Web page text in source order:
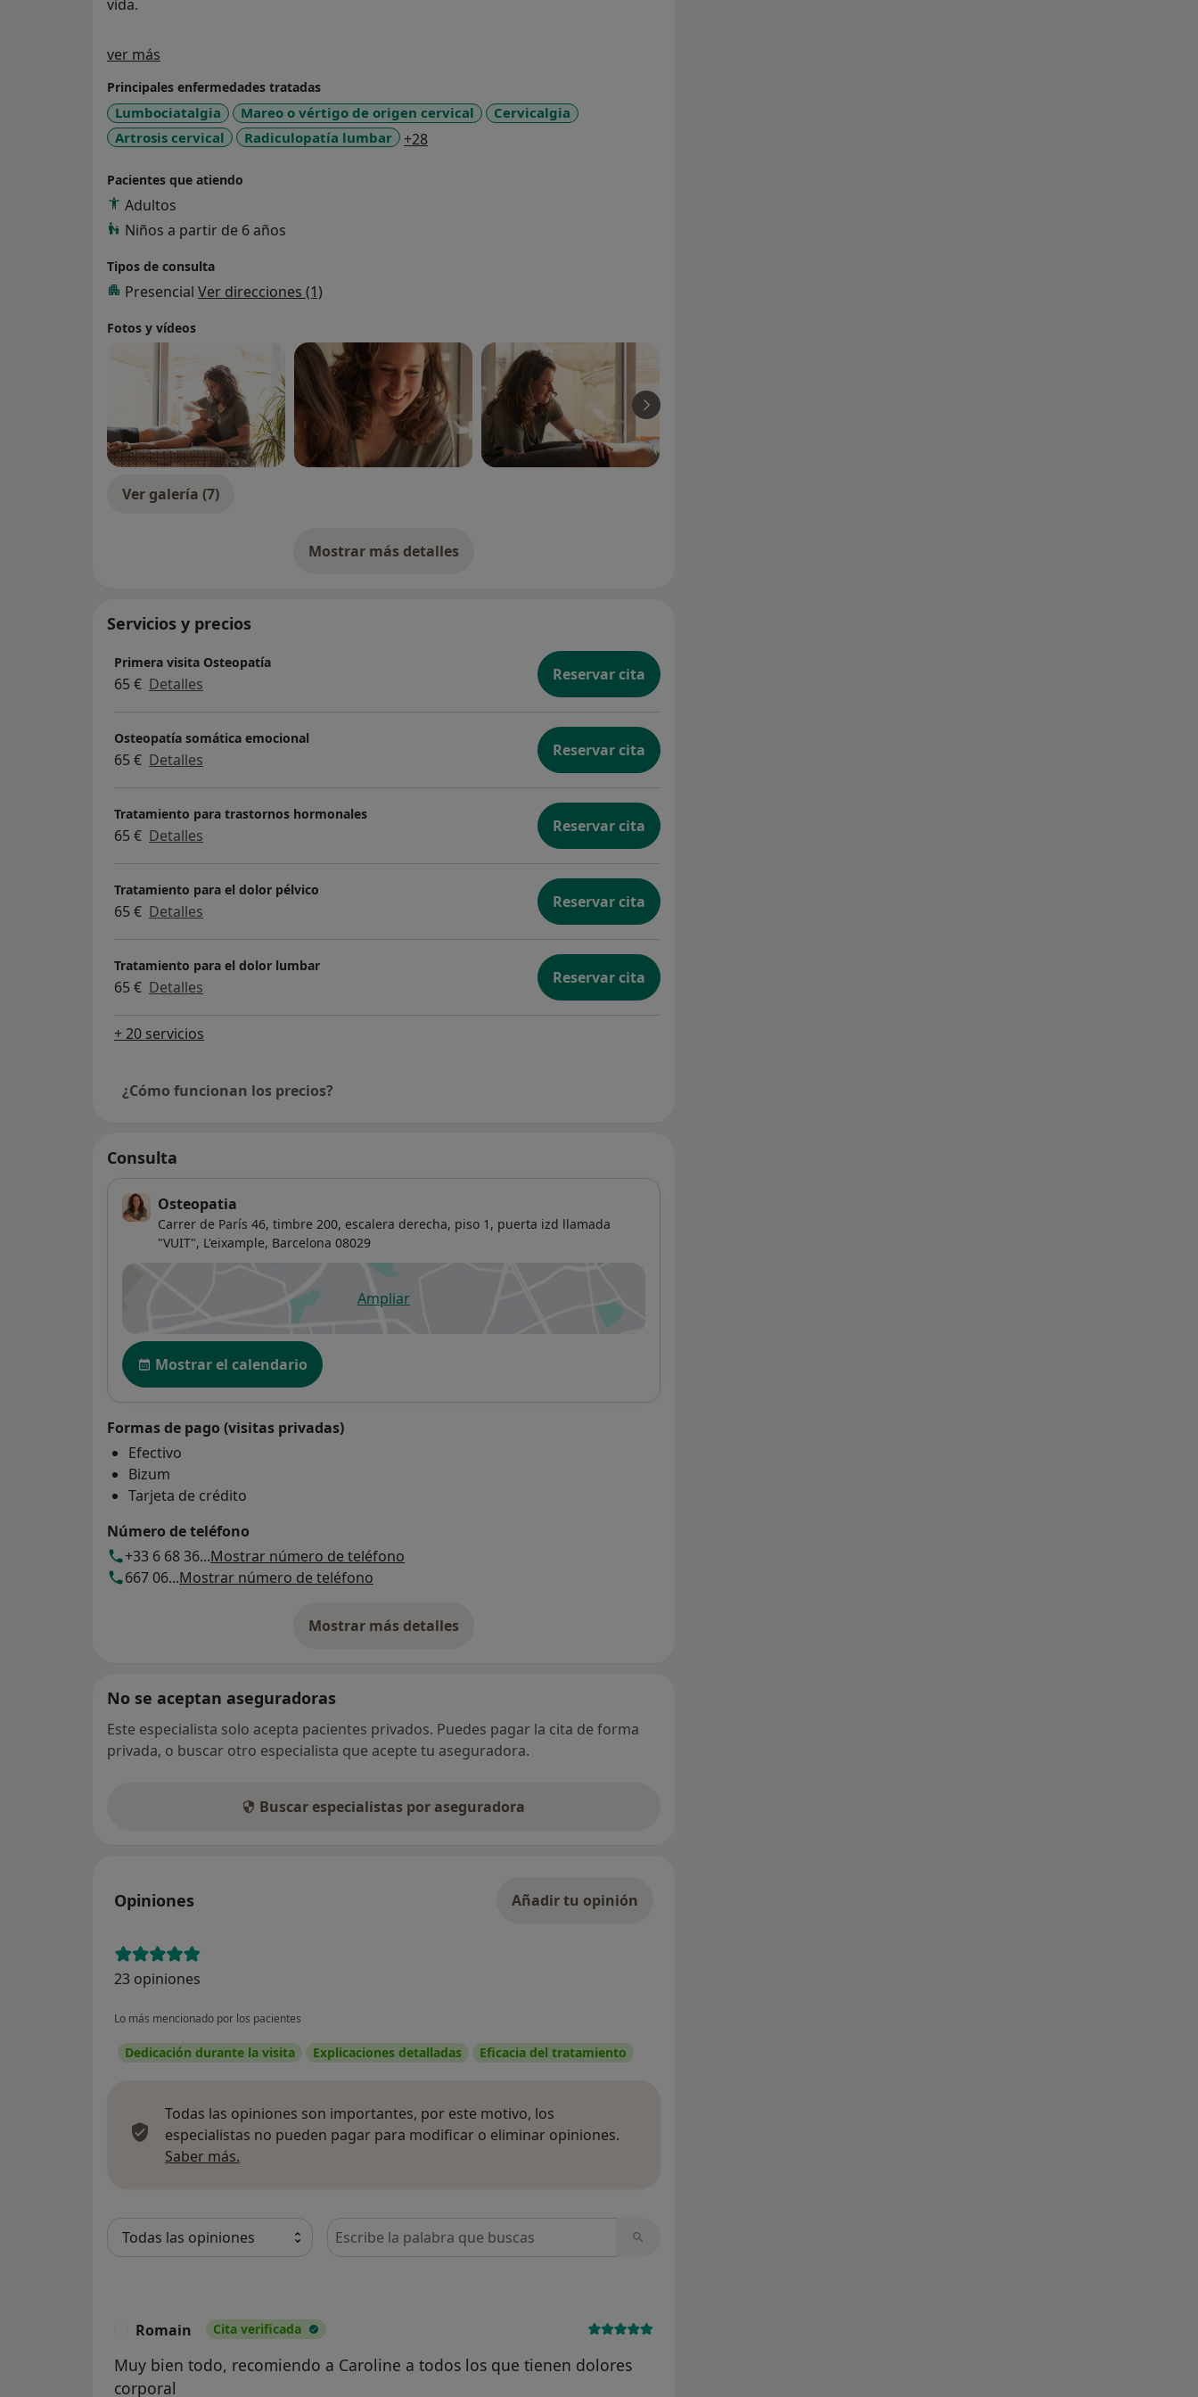
vida.
ver más
Principales enfermedades tratadas
Lumbociatalgia Mareo o vértigo de origen cervical
Cervicalgia
Artrosis cervical
Radiculopatía lumbar +28a11y_sr_more_diseases
Pacientes que atiendo
Adultos
Niños a partir de 6 años
Tipos de consulta
Presencial Ver direcciones (1)
Fotos y vídeos
Ver galería (7)
Mostrar más detalles
sobre la experiencia
Servicios y precios
Primera visita Osteopatía
65 € Detalles Reservar cita
Osteopatía somática emocional
65 € Detalles Reservar cita
Tratamiento para trastornos hormonales
65 € Detalles Reservar cita
Tratamiento para el dolor pélvico
65 € Detalles Reservar cita
Tratamiento para el dolor lumbar
65 € Detalles Reservar cita
+ 20 servicios
¿Cómo funcionan los precios?
Consulta
Osteopatia
Carrer de París 46, timbre 200, escalera derecha, piso 1, puerta izd llamada
"VUIT", L'eixample, Barcelona 08029
Ampliarse abre en una nueva pestaña
Disponibilidad
Mostrar el calendario
Formas de pago (visitas privadas)
Efectivo
Bizum
Tarjeta de crédito
Número de teléfono
+33 6 68 36...Mostrar número de teléfono
667 06...Mostrar número de teléfono
Mostrar más detalles
sobre la dirección
No se aceptan aseguradoras
Este especialista solo acepta pacientes privados. Puedes pagar la cita de forma
privada, o buscar otro especialista que acepte tu aseguradora.
Buscar especialistas por aseguradora
Opiniones Añadir tu opinión
23 opiniones
Lo más mencionado por los pacientes
Dedicación durante la visita Explicaciones detalladas Eficacia del tratamiento
Todas las opiniones son importantes, por este motivo, los
especialistas no pueden pagar para modificar o eliminar opiniones.
Saber más.
Busca en opiniones
Romain Cita verificada
Muy bien todo, recomiendo a Caroline a todos los que tienen dolores
corporal